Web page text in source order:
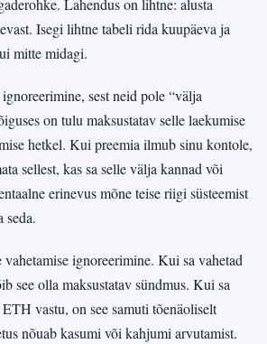
Isegi lihtne tabeli rida kuupäeva ja
mitte midagi.
sest neid pole “välja
on tulu maksustatav selle laekumise
hetkel. Kui preemia ilmub sinu kontole,
sellest, kas sa selle välja kannad või
erinevus mõne teise riigi süsteemist
seda.
ignoreerimine. Kui sa vahetad
see olla maksustatav sündmus. Kui sa
vastu, on see samuti tõenäoliselt
nõuab kasumi või kahjumi arvutamist.